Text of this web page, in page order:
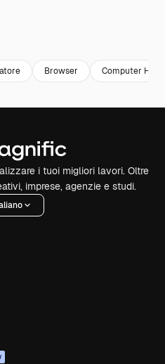
Browser Computer
i tuoi migliori lavori. Oltre
imprese, agenzie e studi.